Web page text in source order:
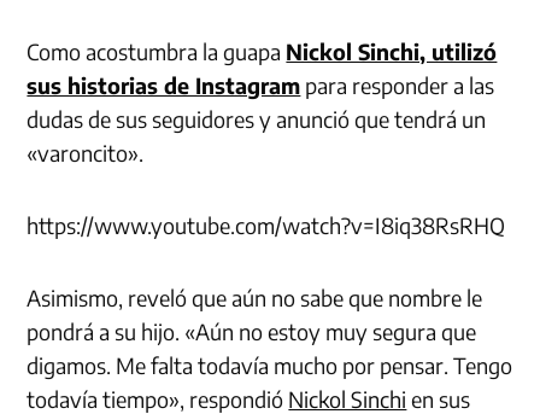
Como acostumbra la guapa Nickol Sinchi, utilizó
sus historias de Instagram para responder a las
dudas de sus seguidores y anunció que tendrá un
«varoncito».
https://www.youtube.com/watch?v=I8iq38RsRHQ
Asimismo, reveló que aún no sabe que nombre le
pondrá a su hijo. «Aún no estoy muy segura que
digamos. Me falta todavía mucho por pensar. Tengo
todavía tiempo», respondió Nickol Sinchi en sus